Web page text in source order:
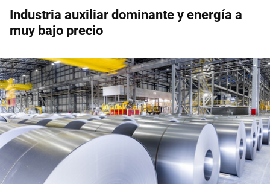
Industria auxiliar dominante y energía a
muy bajo precio